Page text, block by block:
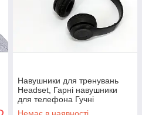
Навушники для тренувань
Headset, Гарні навушники
для телефона Гучні
телефона HR-54